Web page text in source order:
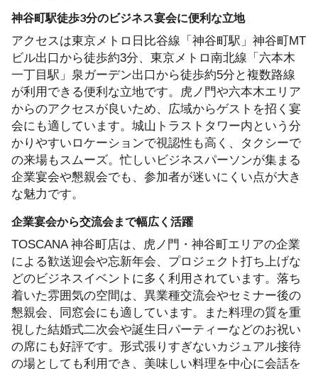
神谷町駅徒歩3分のビジネス宴会に便利な立地
アクセスは東京メトロ日比谷線「神谷町駅」神谷町MT
ビル出口から徒歩約3分、東京メトロ南北線「六本木
一丁目駅」泉ガーデン出口から徒歩約5分と複数路線
が利用できる便利な立地です。虎ノ門や六本木エリア
からのアクセスが良いため、広域からゲストを招く宴
会にも適しています。城山トラストタワー内という分
かりやすいロケーションで視認性も高く、タクシーで
の来場もスムーズ。忙しいビジネスパーソンが集まる
企業宴会や懇親会でも、参加者が迷いにくい点が大き
な魅力です。
企業宴会から交流会まで幅広く活躍
TOSCANA 神谷町店は、虎ノ門・神谷町エリアの企業
による歓送迎会や忘新年会、プロジェクト打ち上げな
どのビジネスイベントに多く利用されています。落ち
着いた雰囲気の空間は、異業種交流会やセミナー後の
懇親会、同窓会にも適しています。また料理の質を重
視した結婚式二次会や誕生日パーティーなどのお祝い
の席にも好評です。形式張りすぎないカジュアル接待
の場としても利用でき、美味しい料理を中心に会話を